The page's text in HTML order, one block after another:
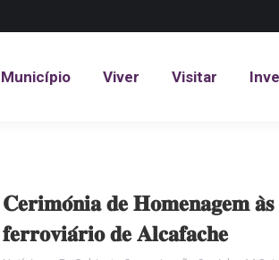
Município Viver Visitar
𝐂𝐞𝐫𝐢𝐦𝐨́𝐧𝐢𝐚 𝐝𝐞 𝐇𝐨𝐦𝐞𝐧𝐚𝐠𝐞𝐦 𝐚̀𝐬
𝐟𝐞𝐫𝐫𝐨𝐯𝐢𝐚́𝐫𝐢𝐨 𝐝𝐞 𝐀𝐥𝐜𝐚𝐟𝐚𝐜𝐡𝐞
Município Viver Visitar